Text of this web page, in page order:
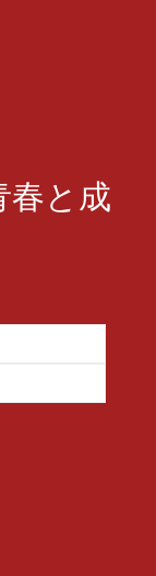
春と成